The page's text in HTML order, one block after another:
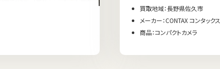
買取地域：長野県佐久市
メーカー：CONTAX コンタックス
商品：コンパクトカメラ